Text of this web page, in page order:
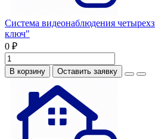
Система видеонаблюдения
ключ"
0 ₽
В корзину Оставить заявку